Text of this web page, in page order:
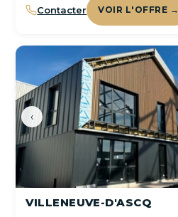
Contacter VOIR L'OFFRE →
‹
VILLENEUVE-D'ASCQ